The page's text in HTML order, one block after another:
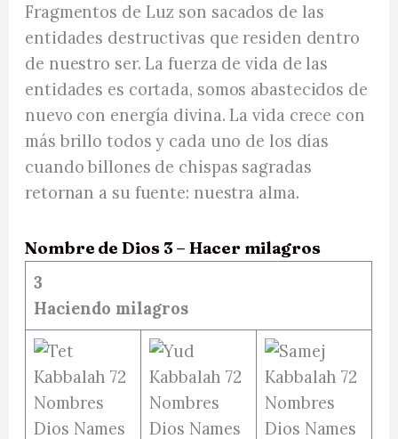
Fragmentos de Luz son sacados de las
entidades destructivas que residen dentro
de nuestro ser. La fuerza de vida de las
entidades es cortada, somos abastecidos de
nuevo con energía divina. La vida crece con
más brillo todos y cada uno de los días
cuando billones de chispas sagradas
retornan a su fuente: nuestra alma.
Nombre de Dios 3 – Hacer milagros
3
Haciendo milagros